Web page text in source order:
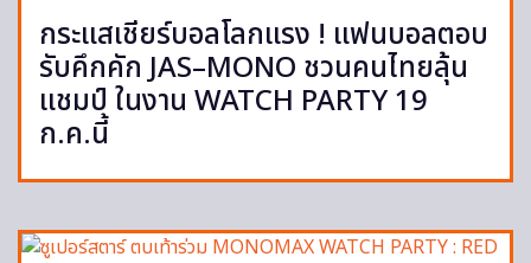
กระแสเชียร์บอลโลกแรง ! แฟนบอลตอบ
รับคึกคัก JAS–MONO ชวนคนไทยลุ้น
แชมป์ ในงาน WATCH PARTY 19
ก.ค.นี้